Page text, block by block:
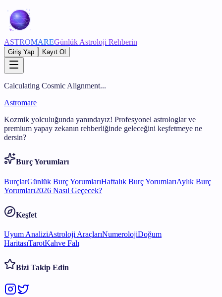
ASTROMAREGünlük Astroloji Rehberin
Giriş Yap Kayıt Ol
Calculating Cosmic Alignment...
Astromare
Kozmik yolculuğunda yanındayız! Profesyonel astrologlar ve
premium yapay zekanın rehberliğinde geleceğini keşfetmeye ne
dersin?
Burç Yorumları
BurçlarGünlük Burç YorumlarıHaftalık Burç YorumlarıAylık Burç
Yorumları2026 Nasıl Geçecek?
Keşfet
Uyum AnaliziAstroloji AraçlarıNumerolojiDoğum
HaritasıTarotKahve Falı
Bizi Takip Edin